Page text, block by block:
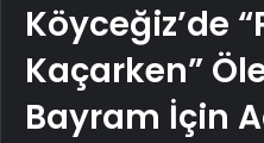
Köyceğiz’de
Kaçarken”
Bayram İçin